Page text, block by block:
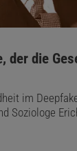
der die
im
Soziologe